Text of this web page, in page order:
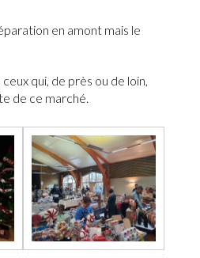
en amont mais le
qui, de près ou de loin,
de ce marché.